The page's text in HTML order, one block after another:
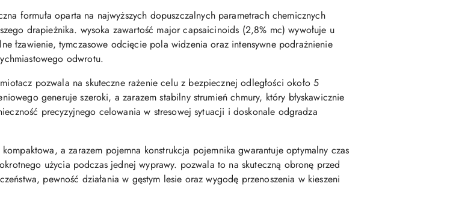
formuła oparta na najwyższych dopuszczalnych parametrach chemicznych
drapieżnika. wysoka zawartość major capsaicinoids (2,8% mc) wywołuje u
łzawienie, tymczasowe odcięcie pola widzenia oraz intensywne podrażnienie
odwrotu.
miotacz pozwala na skuteczne rażenie celu z bezpiecznej odległości około 5
generuje szeroki, a zarazem stabilny strumień chmury, który błyskawicznie
precyzyjnego celowania w stresowej sytuacji i doskonale odgradza
kompaktowa, a zarazem pojemna konstrukcja pojemnika gwarantuje optymalny czas
użycia podczas jednej wyprawy. pozwala to na skuteczną obronę przed
pewność działania w gęstym lesie oraz wygodę przenoszenia w kieszeni